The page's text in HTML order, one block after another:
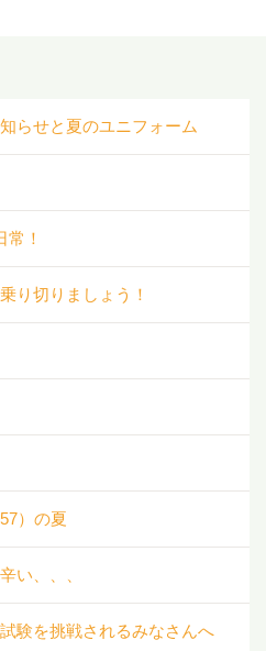
らせと夏のユニフォーム
常！
り切りましょう！
）の夏
い、、、
験を挑戦されるみなさんへ